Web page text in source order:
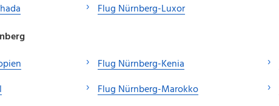
Flug Nürnberg-Luxor
Flug Nürnberg-Kenia
Flug Nürnberg-Marokko